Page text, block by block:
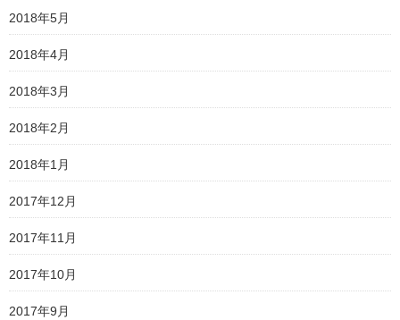
2018年5月
2018年4月
2018年3月
2018年2月
2018年1月
2017年12月
2017年11月
2017年10月
2017年9月